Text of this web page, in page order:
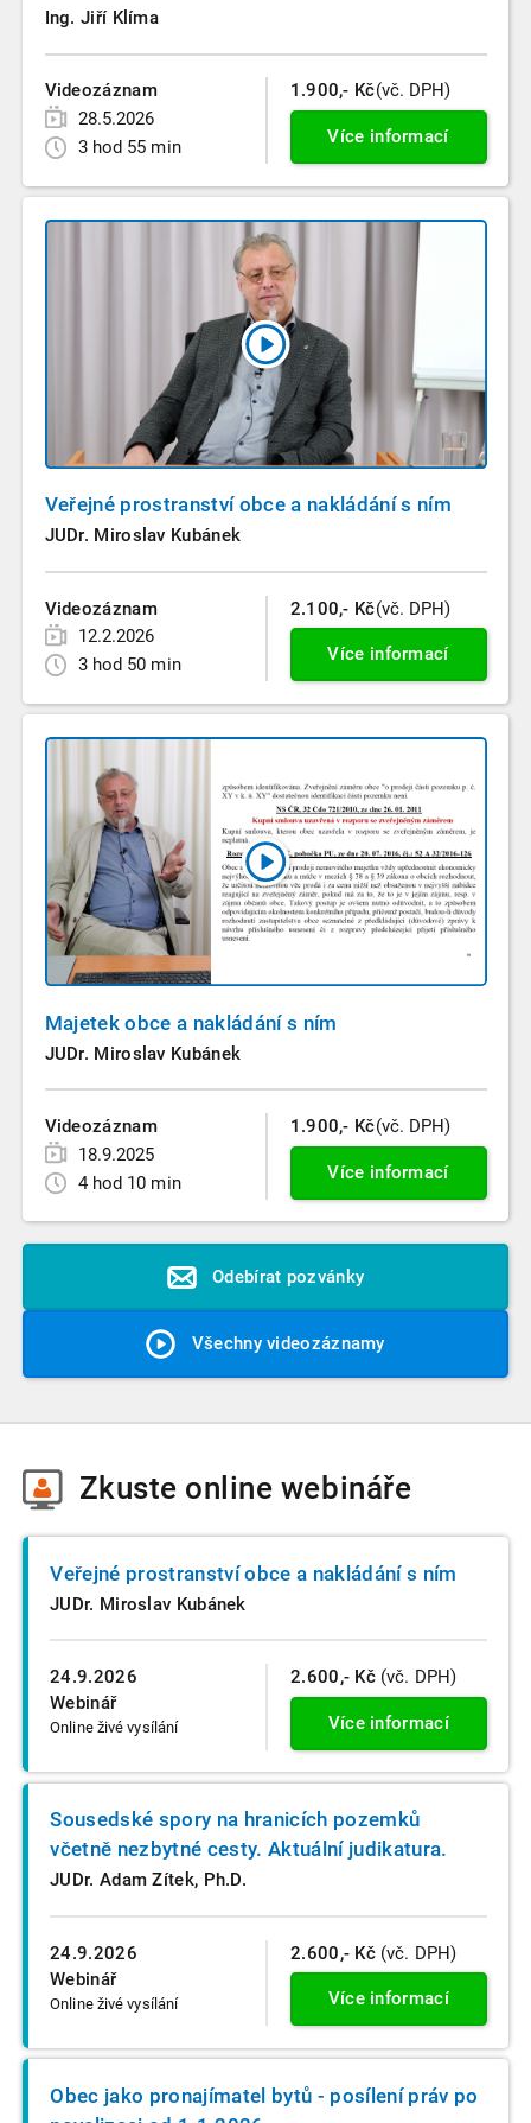
Ing. Jiří Klíma
Videozáznam
28.5.2026
3 hod 55 min
1.900,- Kč(vč. DPH)
Více informací
Veřejné prostranství obce a nakládání s ním
JUDr. Miroslav Kubánek
Videozáznam
12.2.2026
3 hod 50 min
2.100,- Kč(vč. DPH)
Více informací
Majetek obce a nakládání s ním
JUDr. Miroslav Kubánek
Videozáznam
18.9.2025
4 hod 10 min
1.900,- Kč(vč. DPH)
Více informací
Odebírat pozvánky
Všechny videozáznamy
Zkuste online webináře
24.9.2026
Webinář
Online živé vysílání
Veřejné prostranství obce a nakládání s ním
JUDr. Miroslav Kubánek
2.600,- Kč (vč. DPH)
Více informací
24.9.2026
Webinář
Online živé vysílání
Sousedské spory na hranicích pozemků
včetně nezbytné cesty. Aktuální judikatura.
JUDr. Adam Zítek, Ph.D.
2.600,- Kč (vč. DPH)
Více informací
Obec jako pronajímatel bytů - posílení práv po